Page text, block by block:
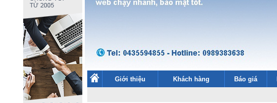
Giới thiệu Khách hàng Báo giá